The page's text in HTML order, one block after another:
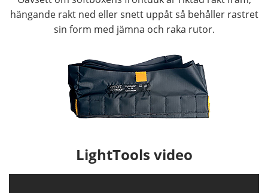
hängande rakt ned eller snett uppåt så behåller rastret
sin form med jämna och raka rutor.
LightTools video